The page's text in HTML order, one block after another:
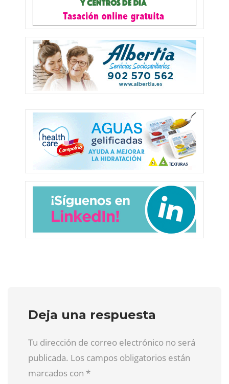
Deja una respuesta
Tu dirección de correo electrónico no será
publicada. Los campos obligatorios están
marcados con *